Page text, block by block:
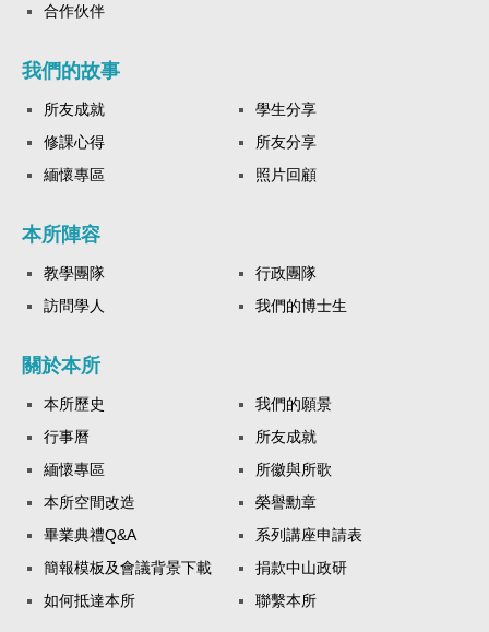
合作伙伴
我們的故事
所友成就
學生分享
修課心得
所友分享
緬懷專區
照片回顧
本所陣容
教學團隊
行政團隊
訪問學人
我們的博士生
關於本所
本所歷史
我們的願景
行事曆
所友成就
緬懷專區
所徽與所歌
本所空間改造
榮譽勳章
畢業典禮Q&A
系列講座申請表
簡報模板及會議背景下載
捐款中山政研
如何抵達本所
聯繫本所